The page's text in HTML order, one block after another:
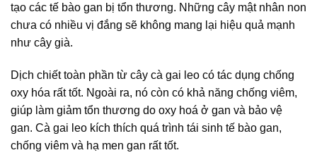
tạo các tế bào gan bị tổn thương. Những cây mật nhân non
chưa có nhiều vị đắng sẽ không mang lại hiệu quả mạnh
như cây già.
Dịch chiết toàn phần từ cây cà gai leo có tác dụng chống
oxy hóa rất tốt. Ngoài ra, nó còn có khả năng chống viêm,
giúp làm giảm tổn thương do oxy hoá ở gan và bảo vệ
gan. Cà gai leo kích thích quá trình tái sinh tế bào gan,
chống viêm và hạ men gan rất tốt.